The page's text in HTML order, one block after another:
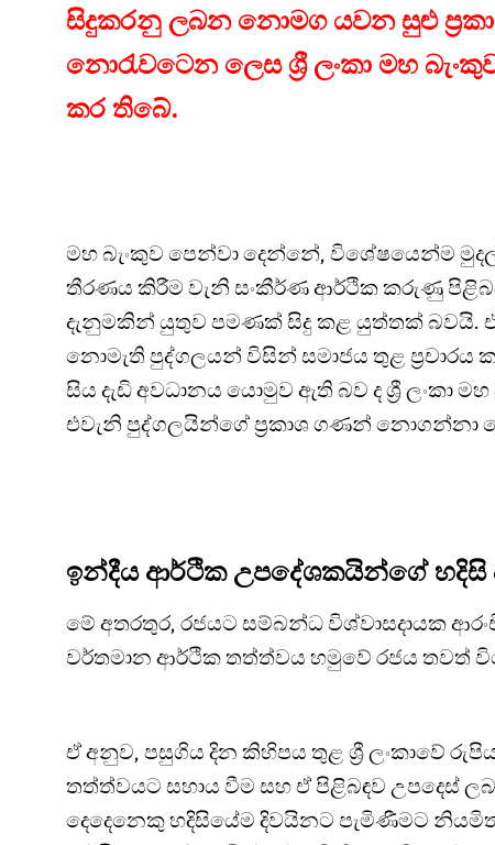
සිදුකරනු ලබන නොමග යවන සුළු
නොරැවටෙන ලෙස ශ්‍රී ලංකා මහ
කර තිබේ.
මහ බැංකුව පෙන්වා දෙන්නේ, විශේෂයෙන්ම
තීරණය කිරීම වැනි සංකීර්ණ ආර්ථික කරුණු
දැනුමකින් යුතුව පමණක් සිදු කළ යුත්තක් බවයි.
නොමැති පුද්ගලයන් විසින් සමාජය තුළ
සිය දැඩි අවධානය යොමුව ඇති බව ද ශ්‍රී ලංකා
එවැනි පුද්ගලයින්ගේ ප්‍රකාශ ගණන් නොගන්නා
ඉන්දීය ආර්ථික උපදේශකයින්ගේ හදිසි
මේ අතරතුර, රජයට සම්බන්ධ විශ්වාසදායක
වර්තමාන ආර්ථික තත්ත්වය හමුවේ රජය තවත්
ඒ අනුව, පසුගිය දින කිහිපය තුළ ශ්‍රී ලංකාවේ
තත්ත්වයට සහාය වීම සහ ඒ පිළිබඳව උපදෙස්
දෙදෙනෙකු හදිසියේම දිවයිනට පැමිණීමට